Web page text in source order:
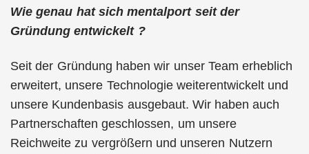
Wie genau hat sich mentalport seit der
Gründung entwickelt ?
Seit der Gründung haben wir unser Team erheblich
erweitert, unsere Technologie weiterentwickelt und
unsere Kundenbasis ausgebaut. Wir haben auch
Partnerschaften geschlossen, um unsere
Reichweite zu vergrößern und unseren Nutzern